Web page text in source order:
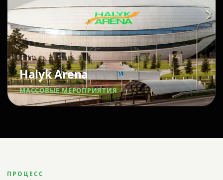
Halyk Arena
МАССОВЫЕ МЕРОПРИЯТИЯ
ПРОЦЕСС